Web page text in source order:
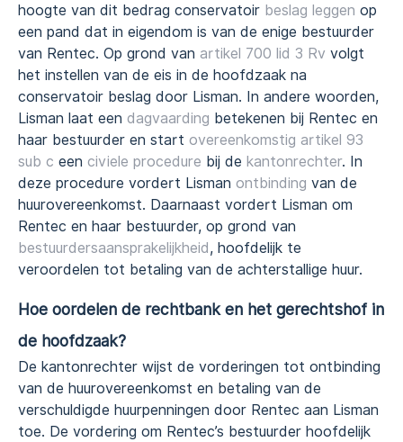
hoogte van dit bedrag conservatoir beslag leggen op
een pand dat in eigendom is van de enige bestuurder
van Rentec. Op grond van artikel 700 lid 3 Rv volgt
het instellen van de eis in de hoofdzaak na
conservatoir beslag door Lisman. In andere woorden,
Lisman laat een dagvaarding betekenen bij Rentec en
haar bestuurder en start overeenkomstig artikel 93
sub c een civiele procedure bij de kantonrechter. In
deze procedure vordert Lisman ontbinding van de
huurovereenkomst. Daarnaast vordert Lisman om
Rentec en haar bestuurder, op grond van
bestuurdersaansprakelijkheid, hoofdelijk te
veroordelen tot betaling van de achterstallige huur.
Hoe oordelen de rechtbank en het gerechtshof in
de hoofdzaak?
De kantonrechter wijst de vorderingen tot ontbinding
van de huurovereenkomst en betaling van de
verschuldigde huurpenningen door Rentec aan Lisman
toe. De vordering om Rentec’s bestuurder hoofdelijk